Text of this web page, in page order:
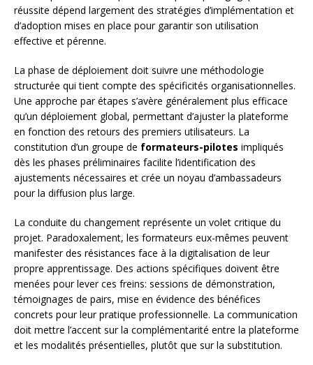
réussite dépend largement des stratégies d’implémentation et
d’adoption mises en place pour garantir son utilisation
effective et pérenne.
La phase de déploiement doit suivre une méthodologie
structurée qui tient compte des spécificités organisationnelles.
Une approche par étapes s’avère généralement plus efficace
qu’un déploiement global, permettant d’ajuster la plateforme
en fonction des retours des premiers utilisateurs. La
constitution d’un groupe de formateurs-pilotes impliqués
dès les phases préliminaires facilite l’identification des
ajustements nécessaires et crée un noyau d’ambassadeurs
pour la diffusion plus large.
La conduite du changement représente un volet critique du
projet. Paradoxalement, les formateurs eux-mêmes peuvent
manifester des résistances face à la digitalisation de leur
propre apprentissage. Des actions spécifiques doivent être
menées pour lever ces freins: sessions de démonstration,
témoignages de pairs, mise en évidence des bénéfices
concrets pour leur pratique professionnelle. La communication
doit mettre l’accent sur la complémentarité entre la plateforme
et les modalités présentielles, plutôt que sur la substitution.